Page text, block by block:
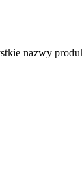
nazwy